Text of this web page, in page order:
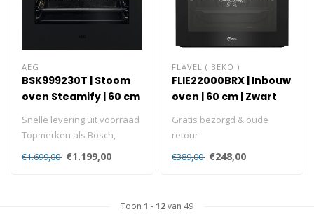
AEG
BSK999230T | Stoom
oven Steamify | 60 cm
| Mat Zwart
Snelle levering uit voorraad
Topmerken als Bosch,
Siemens, AEG en Inventum
€1.699,00 €1.199,00
FLAVEL ( BEKO )
FLIE22000BRX | Inbouw
oven | 60 cm | Zwart
Gratis bezorgd & oude
retour
Wij bezorgen gratis aan
huis en nemen je oude
€389,00 €248,00
Toon 1 -12van 49